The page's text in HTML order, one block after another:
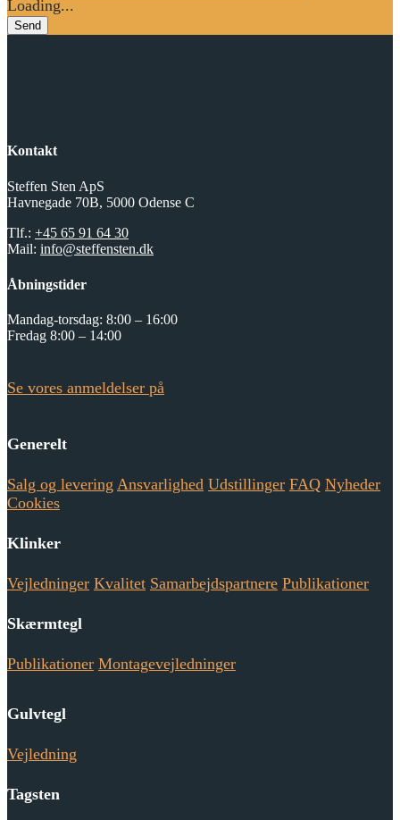
Loading...
Send
Kontakt
Steffen Sten ApS
Havnegade 70B, 5000 Odense C
Tlf.: +45 65 91 64 30
Mail: info@steffensten.dk
Åbningstider
Mandag-torsdag: 8:00 – 16:00
Fredag 8:00 – 14:00
Se vores anmeldelser på
Generelt
Salg og levering Ansvarlighed Udstillinger FAQ Nyheder
Cookies
Klinker
Vejledninger Kvalitet Samarbejdspartnere Publikationer
Skærmtegl
Publikationer Montagevejledninger
Gulvtegl
Vejledning
Tagsten